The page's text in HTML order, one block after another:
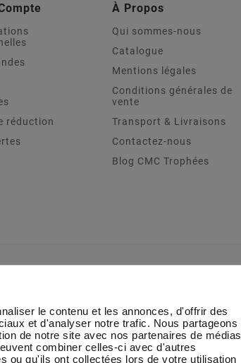
réduction
À Propos
Qui sommes-nous
Catalogue
Mentions légales
Conditions générales de
vente
Transport & Livraisons
Contactez-nous
Blog CMC Trophées
le contenu et les annonces, d'offrir des
et d'analyser notre trafic. Nous partageons
de notre site avec nos partenaires de médias
combiner celles-ci avec d'autres
ou qu'ils ont collectées lors de votre utilisation